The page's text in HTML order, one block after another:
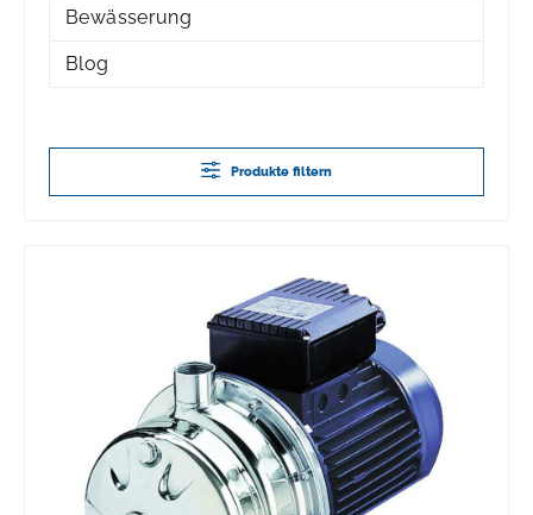
Bewässerung
Blog
Produkte filtern